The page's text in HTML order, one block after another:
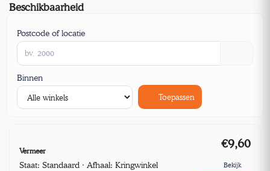
Beschikbaarheid
Postcode of locatie
Binnen
Toepassen
Vermeer
Staat: Standaard · Afhaal: Kringwinkel
€9,60
Bekijk